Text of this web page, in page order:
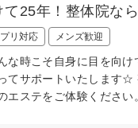
25年！整体院な
リ対応 メンズ歓迎
な時こそ自身に目を向
てサポートいたします
ステをご体験ください